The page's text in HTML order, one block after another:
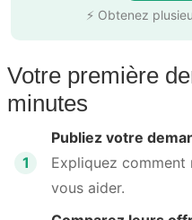
⚡ Obtenez
Votre première
minutes
1
Publiez votre
Expliquez comment
vous aider.